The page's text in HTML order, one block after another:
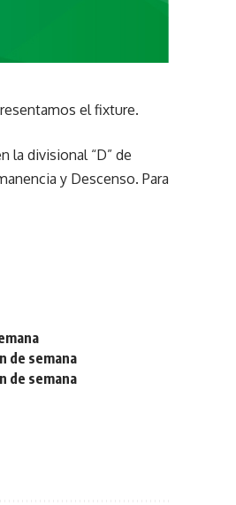
el fixture.
la divisional “D” de
y Descenso. Para
de semana
de semana